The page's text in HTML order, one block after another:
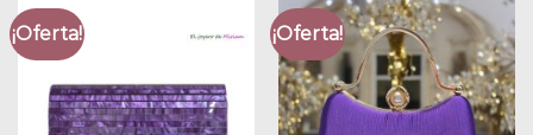
¡Oferta! ¡Oferta!